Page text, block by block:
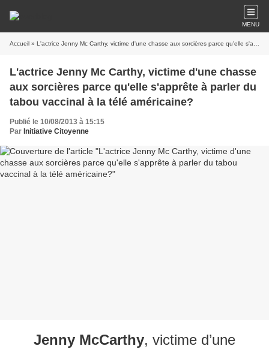
MENU
Accueil » L'actrice Jenny Mc Carthy, victime d'une chasse aux sorcières parce qu'elle s'apprête à parler du tabou vaccinal à la télé américaine?
L'actrice Jenny Mc Carthy, victime d'une chasse
aux sorcières parce qu'elle s'apprête à parler du
tabou vaccinal à la télé américaine?
Publié le 10/08/2013 à 15:15
Par Initiative Citoyenne
Jenny McCarthy, victime d’une